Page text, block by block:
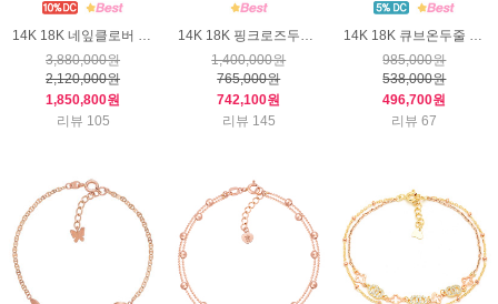
3,880,000원
2,120,000원
1,850,800원
리뷰 105
1,400,000원
765,000원
742,100원
리뷰 145
985,000원
538,000원
496,700원
리뷰 67